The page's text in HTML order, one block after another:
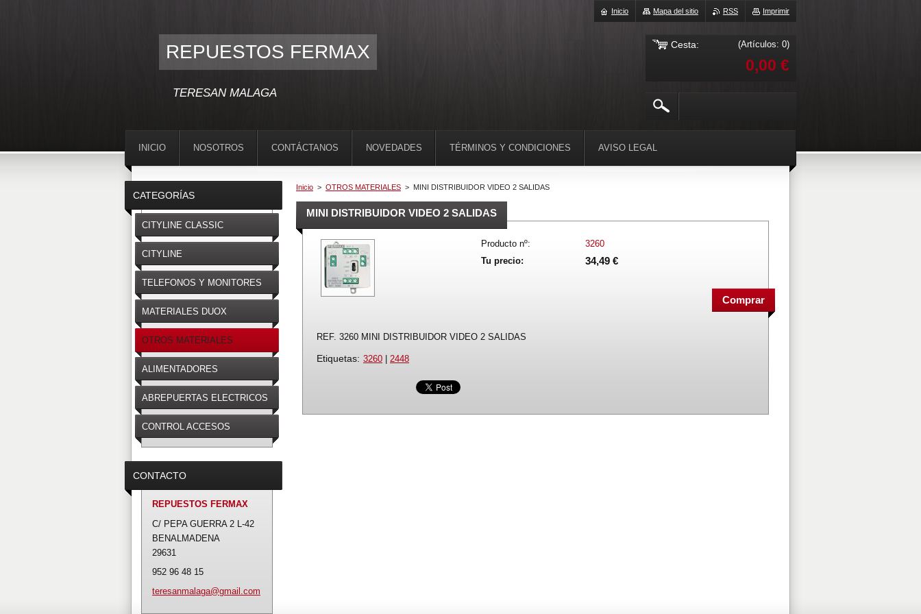
REPUESTOS FERMAX
TERESAN MALAGA
Inicio > OTROS MATERIALES > MINI DISTRIBUIDOR VIDEO 2 SALIDAS
MINI DISTRIBUIDOR VIDEO 2 SALIDAS
Producto nº:
3260
Tu precio:
34,49 €
REF. 3260 MINI DISTRIBUIDOR VIDEO 2 SALIDAS
Etiquetas: 3260 2448
CATEGORÍAS
CITYLINE CLASSIC
CITYLINE
TELEFONOS Y MONITORES
MATERIALES DUOX
OTROS MATERIALES
ALIMENTADORES
ABREPUERTAS ELECTRICOS
CONTROL ACCESOS
CONTACTO
REPUESTOS FERMAX
C/ PEPA GUERRA 2 L-42
BENALMADENA
29631
952 96 48 15
teresanmalaga@gmail.com
INICIO NOSOTROS CONTÁCTANOS NOVEDADES TÉRMINOS Y CONDICIONES AVISO LEGAL
Imprimir
RSS
Mapa del sitio
Inicio
Cesta: (Artículos: 0)
0,00 €